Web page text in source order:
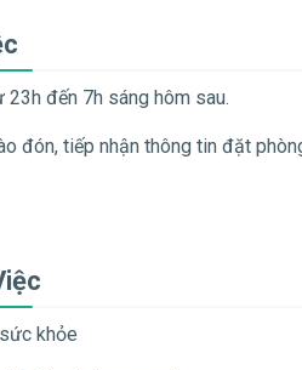
đến 7h sáng hôm sau.
đón, tiếp nhận thông tin đặt
khỏe